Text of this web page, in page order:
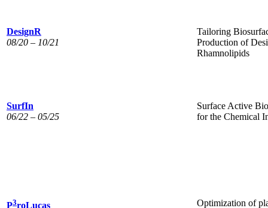
DesignR
08/20 – 10/21
Tailoring
Production of
Rhamnolipids
SurfIn
06/22 – 05/25
Surface Active
for the Chemical
P3roLucas
Optimization of